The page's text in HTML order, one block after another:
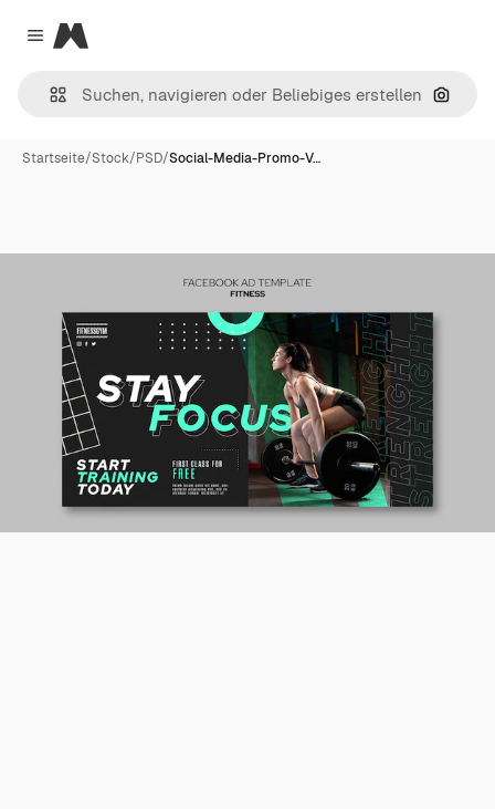
Close menu
Magnific
Nach
Startseite/Stock/PSD/Social-Media-Promo-V…